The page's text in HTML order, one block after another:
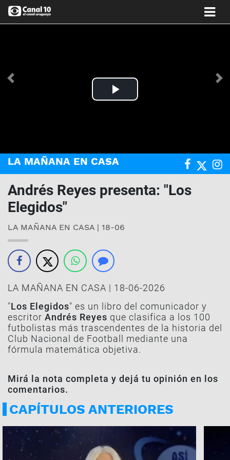
Play
Anterior
LA MAÑANA EN CASA
Andrés Reyes presenta: "Los
Elegidos"
LA MAÑANA EN CASA | 18-06
LA MAÑANA EN CASA | 18-06-2026
"Los Elegidos" es un libro del comunicador y
escritor Andrés Reyes que clasifica a los 100
futbolistas más trascendentes de la historia del
Club Nacional de Football mediante una
fórmula matemática objetiva.
Mirá la nota completa y dejá tu opinión en los
comentarios.
CAPÍTULOS ANTERIORES